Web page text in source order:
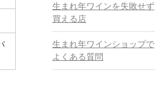
生まれ年ワインを失敗せず
買える店
生まれ年ワインショップで
よくある質問